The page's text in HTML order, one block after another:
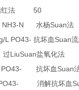
法 50
N 水杨Suan法
PO43- 抗坏血 Suan
过LiuSuan盐氧化法
PO43- 抗坏血 Suan
消解抗坏血